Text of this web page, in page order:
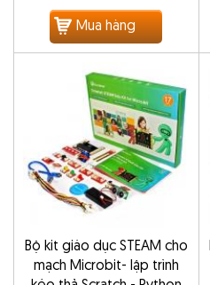
Mua hàng
Bộ kit giáo dục STEAM cho
mạch Microbit- lập trình